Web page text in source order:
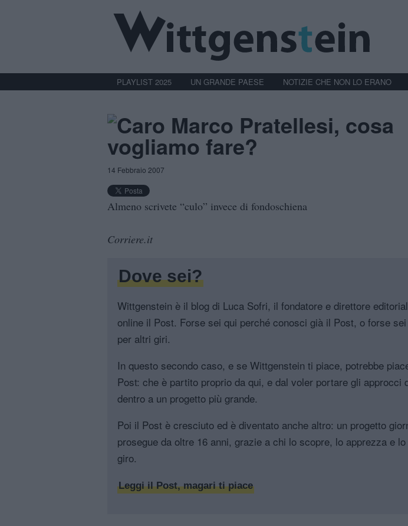
PLAYLIST 2025 UN GRANDE PAESE NOTIZIE CHE NON LO ERANO
Caro Marco Pratellesi, cosa
vogliamo fare?
14 Febbraio 2007
Almeno scrivete “culo” invece di fondoschiena
Corriere.it
Dove sei?
Wittgenstein è il blog di Luca Sofri, il fondatore e direttore
online il Post. Forse sei qui perché conosci già il Post, o forse
per altri giri.
In questo secondo caso, e se Wittgenstein ti piace, potrebbe
Post: che è partito proprio da qui, e dal voler portare gli approcci
dentro a un progetto più grande.
Poi il Post è cresciuto ed è diventato anche altro: un progetto
prosegue da oltre 16 anni, grazie a chi lo scopre, lo apprezza e
giro.
Leggi il Post, magari ti piace